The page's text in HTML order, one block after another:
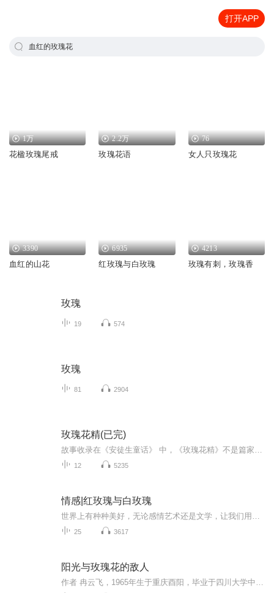
打开APP
血红的玫瑰花
1万
花楹玫瑰尾戒
2.2万
玫瑰花语
76
女人只玫瑰花
3390
血红的山花
6935
红玫瑰与白玫瑰
4213
玫瑰有刺，玫瑰香
玫瑰
19 574
玫瑰
81 2904
玫瑰花精(已完)
12 5235
情感|红玫瑰与白玫瑰
25 3617
阳光与玫瑰花的敌人